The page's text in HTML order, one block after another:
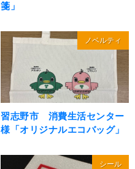
箋」
ノベルティ
習志野市 消費生活センター
様「オリジナルエコバッグ」
シール